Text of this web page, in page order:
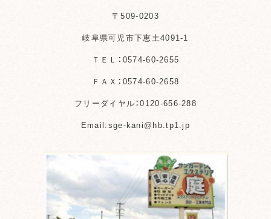
〒509-0203
岐阜県可児市下恵土4091-1
ＴＥＬ：0574-60-2655
ＦＡＸ：0574-60-2658
フリーダイヤル：0120-656-288
Email:sge-kani@hb.tp1.jp